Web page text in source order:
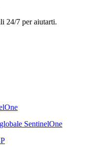
24/7 per aiutarti.
SentinelOne